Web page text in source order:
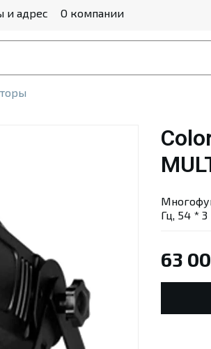
и адрес О компании
63
Гц, 54 * 3